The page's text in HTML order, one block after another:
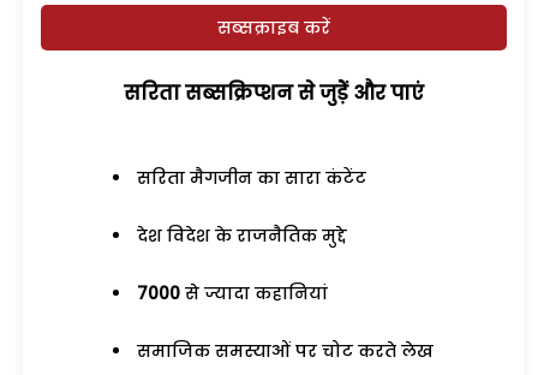
सब्सक्राइब करें
सरिता सब्सक्रिप्शन से जुड़ेें और पाएं
सरिता मैगजीन का सारा कंटेंट
देश विदेश के राजनैतिक मुद्दे
7000 से ज्यादा कहानियां
समाजिक समस्याओं पर चोट करते लेख